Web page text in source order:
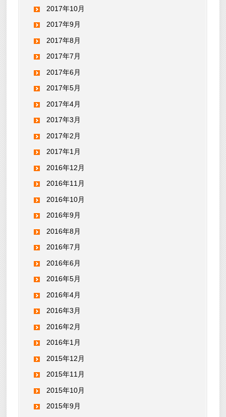
2017年10月
2017年9月
2017年8月
2017年7月
2017年6月
2017年5月
2017年4月
2017年3月
2017年2月
2017年1月
2016年12月
2016年11月
2016年10月
2016年9月
2016年8月
2016年7月
2016年6月
2016年5月
2016年4月
2016年3月
2016年2月
2016年1月
2015年12月
2015年11月
2015年10月
2015年9月